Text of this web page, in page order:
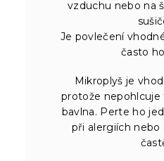
vzduchu nebo na
Je povlečení
často
Mikroplyš je
protože
bavlna. Perte ho
při alergiích nebo